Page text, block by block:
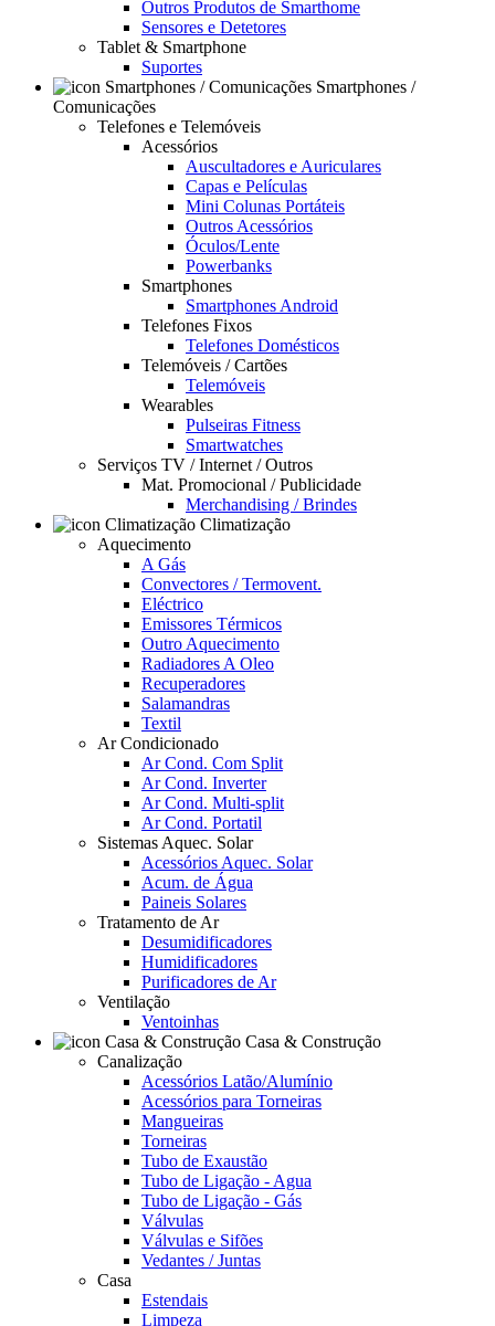
Outros Produtos de Smarthome
Sensores e Detetores
Tablet & Smartphone
Suportes
Smartphones /
Comunicações
Telefones e Telemóveis
Acessórios
Auscultadores e Auriculares
Capas e Películas
Mini Colunas Portáteis
Outros Acessórios
Óculos/Lente
Powerbanks
Smartphones
Smartphones Android
Telefones Fixos
Telefones Domésticos
Telemóveis / Cartões
Telemóveis
Wearables
Pulseiras Fitness
Smartwatches
Serviços TV / Internet / Outros
Mat. Promocional / Publicidade
Merchandising / Brindes
Climatização
Aquecimento
A Gás
Convectores / Termovent.
Eléctrico
Emissores Térmicos
Outro Aquecimento
Radiadores A Oleo
Recuperadores
Salamandras
Textil
Ar Condicionado
Ar Cond. Com Split
Ar Cond. Inverter
Ar Cond. Multi-split
Ar Cond. Portatil
Sistemas Aquec. Solar
Acessórios Aquec. Solar
Acum. de Água
Paineis Solares
Tratamento de Ar
Desumidificadores
Humidificadores
Purificadores de Ar
Ventilação
Ventoinhas
Casa & Construção
Canalização
Acessórios Latão/Alumínio
Acessórios para Torneiras
Mangueiras
Torneiras
Tubo de Exaustão
Tubo de Ligação - Agua
Tubo de Ligação - Gás
Válvulas
Válvulas e Sifões
Vedantes / Juntas
Casa
Estendais
Limpeza